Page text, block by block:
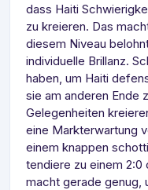
dass Haiti
zu kreieren. Das
diesem Niveau
individuelle Brillanz.
haben, um Haiti
sie am anderen Ende
Gelegenheiten
eine Markterwartung
einem knappen
tendiere zu einem 2:0
macht gerade genug,